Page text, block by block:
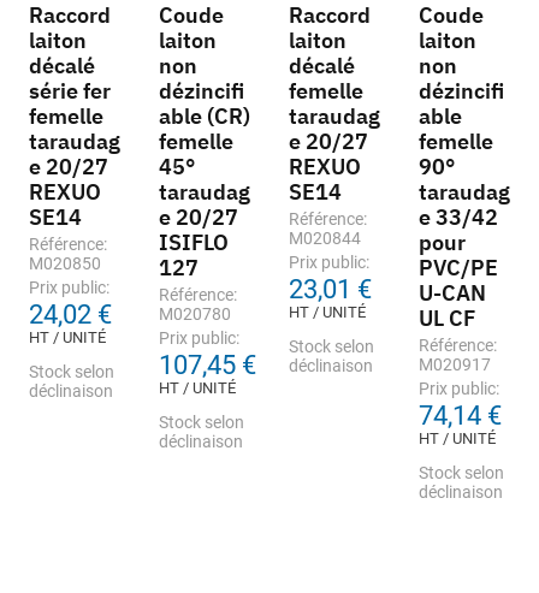
Raccord
laiton
décalé
série fer
femelle
taraudag
e 20/27
REXUO
SE14
Référence:
M020850
Prix public:
24,02 €
HT / UNITÉ
Stock selon
déclinaison
Coude
laiton
non
dézincifi
able (CR)
femelle
45°
taraudag
e 20/27
ISIFLO
127
Référence:
M020780
Prix public:
107,45 €
HT / UNITÉ
Stock selon
déclinaison
Raccord
laiton
décalé
femelle
taraudag
e 20/27
REXUO
SE14
Référence:
M020844
Prix public:
23,01 €
HT / UNITÉ
Stock selon
déclinaison
Coude
laiton
non
dézincifi
able
femelle
90°
taraudag
e 33/42
pour
PVC/PE
U-CAN
UL CF
Référence:
M020917
Prix public:
74,14 €
HT / UNITÉ
Stock selon
déclinaison